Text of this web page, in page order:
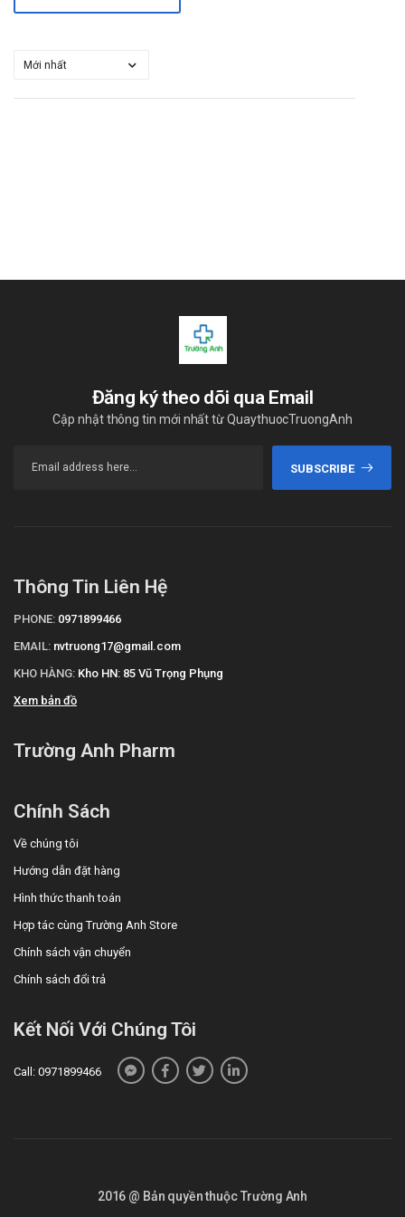
Các hormon oestrogen, thuốc tránh thai đường uống và
Để xa tầm tay trẻ em.
Hạn sử dụng
30 tháng.
Công ty TNHH Traphaco Hưng Yên.
Sản phẩm tương tự
Bearuso
Ursolieva-300 Allivea
Sirnakarang F
Đăng ký theo dõi qua Email
Cập nhật thông tin mới nhất từ QuaythuocTruongAnh
SUBSCRIBE
Thông Tin Liên Hệ
PHONE: 0971899466
EMAIL: nvtruong17@gmail.com
KHO HÀNG: Kho HN: 85 Vũ Trọng Phụng
Xem bản đồ
Trường Anh Pharm
Chính Sách
Về chúng tôi
Hướng dẫn đặt hàng
Hình thức thanh toán
Hợp tác cùng Trường Anh Store
Chính sách vận chuyển
Chính sách đổi trả
Kết Nối Với Chúng Tôi
Call: 0971899466
2016 @ Bản quyền thuộc Trường Anh